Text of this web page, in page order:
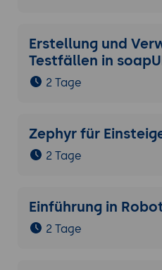
Erstellung und
Testfällen in
2 Tage
Zephyr für
2 Tage
Einführung in
2 Tage